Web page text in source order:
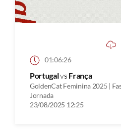
01:06:26
Portugalvs França
GoldenCat Feminina 2025 |
Jornada
23/08/2025 12:25